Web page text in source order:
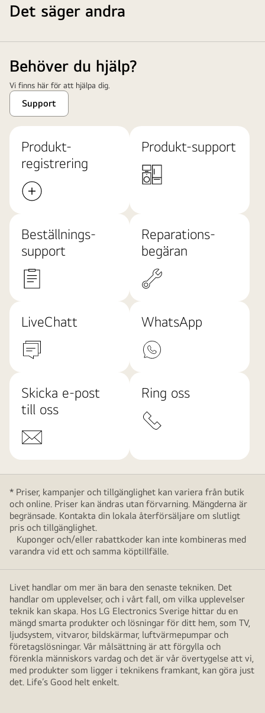
Det säger andra
Behöver du hjälp?
Vi finns här för att hjälpa dig.
Support
Produkt-
registrering
Produkt-support
Beställnings-
support
Reparations-
begäran
LiveChatt WhatsApp
Skicka e-post
till oss
Ring oss
* Priser, kampanjer och tillgänglighet kan variera från butik
och online. Priser kan ändras utan förvarning. Mängderna är
begränsade. Kontakta din lokala återförsäljare om slutligt
pris och tillgänglighet.
Kuponger och/eller rabattkoder kan inte kombineras med
varandra vid ett och samma köptillfälle.
Livet handlar om mer än bara den senaste tekniken. Det
handlar om upplevelser, och i vårt fall, om vilka upplevelser
teknik kan skapa. Hos LG Electronics Sverige hittar du en
mängd smarta produkter och lösningar för ditt hem, som TV,
ljudsystem, vitvaror, bildskärmar, luftvärmepumpar och
företagslösningar. Vår målsättning är att förgylla och
förenkla människors vardag och det är vår övertygelse att vi,
med produkter som ligger i teknikens framkant, kan göra just
det. Life’s Good helt enkelt.